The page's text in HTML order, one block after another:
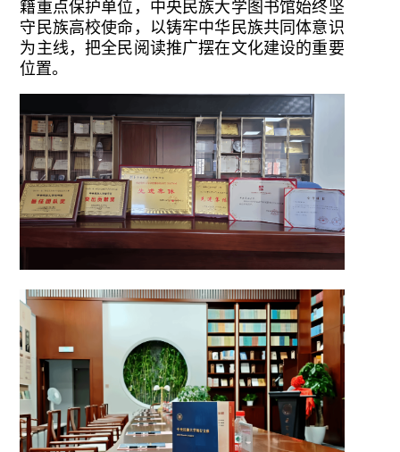
籍重点保护单位，中央民族大学图书馆始终坚
守民族高校使命，以铸牢中华民族共同体意识
为主线，把全民阅读推广摆在文化建设的重要
位置。